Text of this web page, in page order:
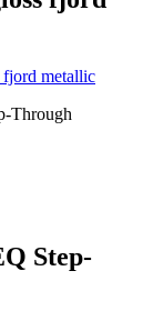
fjord metallic
Step-